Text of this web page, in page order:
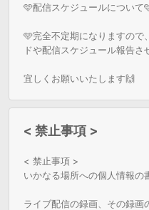
🩵配信スケジュールについて
🩵完全不定期になりますので
ドや配信スケジュール報告さ
< 禁止事項 >
< 禁止事項 >
いかなる場所への個人情報の
ライブ配信の録画、その録画